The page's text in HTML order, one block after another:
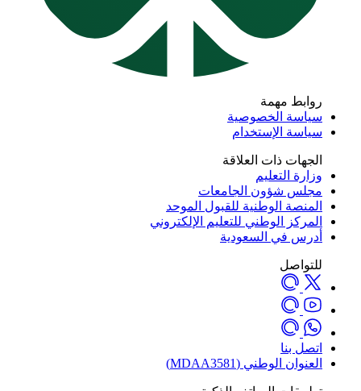
روابط مهمة
سياسة الخصوصية
سياسة الإستخدام
الجهات ذات العلاقة
وزارة التعليم
مجلس شؤون الجامعات
المنصة الوطنية للقبول الموحد
المركز الوطني للتعليم الإلكتروني
أدرس في السعودية
للتواصل
اتصل بنا
العنوان الوطني (MDAA3581)